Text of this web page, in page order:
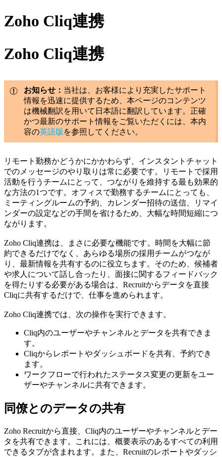
Zoho Cliq連携
Zoho Cliq連携
お知らせ： 当社は、お客様により充実したサポート
情報を迅速に提供するため、本ページのコンテンツ
は機械翻訳を用いて日本語に翻訳しています。正確
かつ最新のサポート情報をご覧いただくには、本内
容の英語版 を参照してください。
リモート勤務かどうかにかかわらず、インスタントチャット
でのメッセージのやり取りは常に必要です。リモートで採用
活動を行うチームにとって、つながりを維持する最も効果的
な方法の1つです。オフィスで勤務するチームにとっても、
ミーティングルームの予約、カレンダー招待の送信、リマイ
ンダーの設定などの手間を省けるため、大幅な時間短縮につ
ながります。
Zoho Cliq連携は、まさに必要な機能です。時間を大幅に節
約できるだけでなく、あらゆる場所の採用チームがつなが
り、最新情報を共有するのに役立ちます。そのため、候補者
や求人について話し合ったり、面接に関するフィードバック
を得たりする必要がある場合は、Recruitからデータを直接
Cliqに共有するだけで、仕事を進められます。
Zoho Cliq連携では、次の操作を実行できます。
Cliq内のユーザーやチャンネルとデータを共有できま
す。
Cliqからレポートやダッシュボードを共有、予約でき
ます。
ワークフローで行われたステータス変更の更新をユー
ザーやチャンネルに共有できます。
同僚とのデータの共有
Zoho Recruitから直接、Cliq内のユーザーやチャンネルとデー
タを共有できます。これには、概要表示のあるすべての利用
できるタブが含まれます。また、Recruitのレポートやダッシ